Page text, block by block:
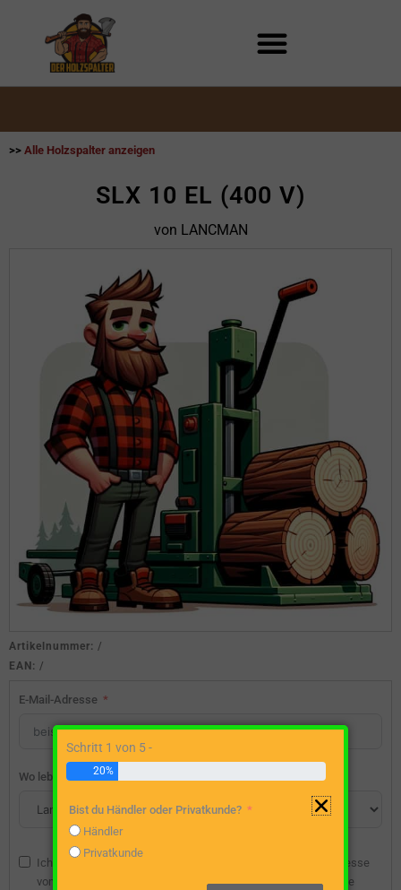
>> Alle Holzspalter anzeigen
SLX 10 EL (400 V)
von LANCMAN
Artikelnummer: /
EAN: /
E-Mail-Adresse
Wo lebst du?
Ich bin damit einverstanden, dass die angegebene E-Mail-Adresse
vom Webseitenbetreiber gespeichert wird, damit ich über diese
Schritt 1 von 5 -
20%
Bist du Händler oder Privatkunde?
Händler
Privatkunde